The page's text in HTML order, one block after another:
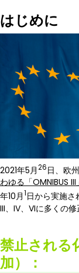
はじめに
2021年5月26日、欧
わゆる「OMNIBUS III」
年10月1日から実施さ
III、IV、VIに多くの修
禁止される
加）：